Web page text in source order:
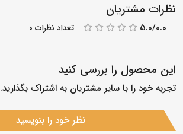
نظرات مشتریان
5.0/0.0 تعداد نظرات 0
این محصول را بررسی کنید
تجربه خود را با سایر مشتریان به اشتراک بگذارید.
نظر خود را بنویسید